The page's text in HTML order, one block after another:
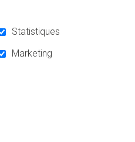
Statistiques
Marketing